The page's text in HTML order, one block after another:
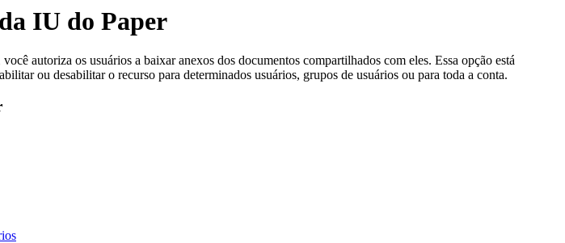
IU do Paper
você autoriza os usuários a baixar anexos dos documentos compartilhados com eles. Essa opção está
ou desabilitar o recurso para determinados usuários, grupos de usuários ou para toda a conta.